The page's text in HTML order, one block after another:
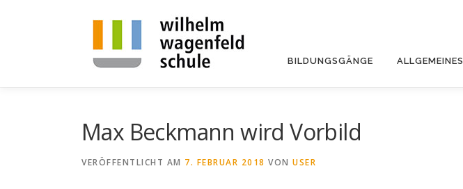
BILDUNGSGÄNGE ALLGEMEINES
Max Beckmann wird Vorbild
VERÖFFENTLICHT AM 7. FEBRUAR 2018 VON USER